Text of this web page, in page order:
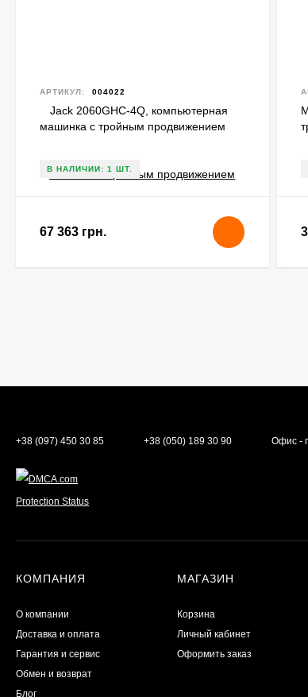
АРТИКУЛ: 004022
Jack 2060GHC-4Q, компьютерная
машинка с тройным продвижением
В НАЛИЧИИ: 1 ШТ.
67 363 грн.
+38 (097) 450 30 85 +38 (050) 189 30 90 Офис -
КОМПАНИЯ
О компании
Доставка и оплата
Гарантия и сервис
Обмен и возврат
Блог
МАГАЗИН
Корзина
Личный кабинет
Оформить заказ